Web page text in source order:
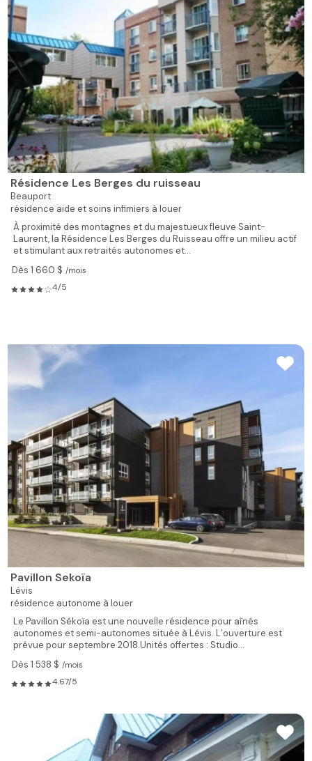
Résidence Les Berges du ruisseau
Beauport
résidence aide et soins infimiers à louer
À proximité des montagnes et du majestueux fleuve Saint-
Laurent, la Résidence Les Berges du Ruisseau offre un milieu actif
et stimulant aux retraités autonomes et...
Dès 1 660 $ /mois
4/5
Pavillon Sekoïa
Lévis
résidence autonome à louer
Le Pavillon Sékoïa est une nouvelle résidence pour aînés
autonomes et semi-autonomes située à Lévis. L’ouverture est
prévue pour septembre 2018.Unités offertes : Studio...
Dès 1 538 $ /mois
4.67/5